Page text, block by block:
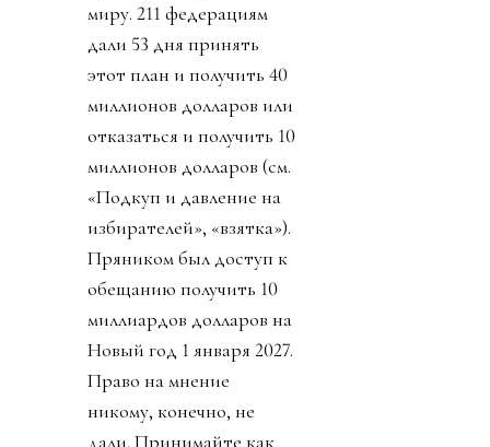
миру. 211 федерациям
дали 53 дня принять
этот план и получить 40
миллионов долларов или
отказаться и получить 10
миллионов долларов (см.
«Подкуп и давление на
избирателей», «взятка»).
Пряником был доступ к
обещанию получить 10
миллиардов долларов на
Новый год 1 января 2027.
Право на мнение
никому, конечно, не
дали. Принимайте как